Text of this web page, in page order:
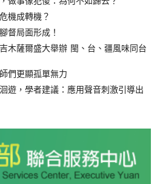
機成轉機？
督局面形成！
木薩爾盛大舉辦 閩、台、疆風味同台
們更顯孤單無力
遊，學者建議：應用聲音刺激引導出